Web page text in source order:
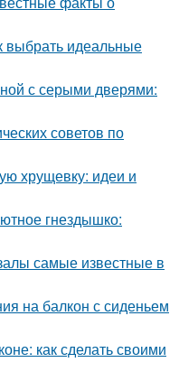
выбрать идеальные
с серыми дверями:
советов по
хрущевку: идеи и
гнездышко:
самые известные в
на балкон с сиденьем
как сделать своими